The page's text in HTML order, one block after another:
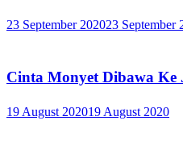
23 September 202023 September
Cinta Monyet Dibawa Ke
19 August 202019 August 2020